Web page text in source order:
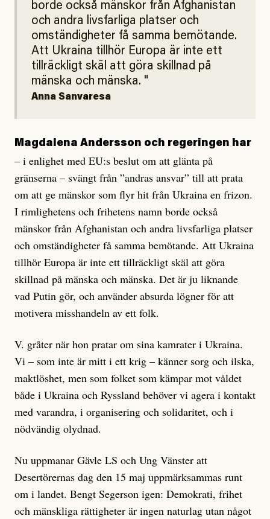
borde också mänskor från Afghanistan
och andra livsfarliga platser och
omständigheter få samma bemötande.
Att Ukraina tillhör Europa är inte ett
tillräckligt skäl att göra skillnad på
mänska och mänska.
Anna Sanvaresa
Magdalena Andersson och regeringen har
– i enlighet med EU:s beslut om att glänta på
gränserna – svängt från ”andras ansvar” till att prata
om att ge mänskor som flyr hit från Ukraina en frizon.
I rimlighetens och frihetens namn borde också
mänskor från Afghanistan och andra livsfarliga platser
och omständigheter få samma bemötande. Att Ukraina
tillhör Europa är inte ett tillräckligt skäl att göra
skillnad på mänska och mänska. Det är ju liknande
vad Putin gör, och använder absurda lögner för att
motivera misshandeln av ett folk.
V. gråter när hon pratar om sina kamrater i Ukraina.
Vi – som inte är mitt i ett krig – känner sorg och ilska,
maktlöshet, men som folket som kämpar mot våldet
både i Ukraina och Ryssland behöver vi agera i kontakt
med varandra, i organisering och solidaritet, och i
nödvändig olydnad.
Nu uppmanar Gävle LS och Ung Vänster att
Desertörernas dag den 15 maj uppmärksammas runt
om i landet. Bengt Segerson igen: Demokrati, frihet
och mänskliga rättigheter är ingen naturlag utan något